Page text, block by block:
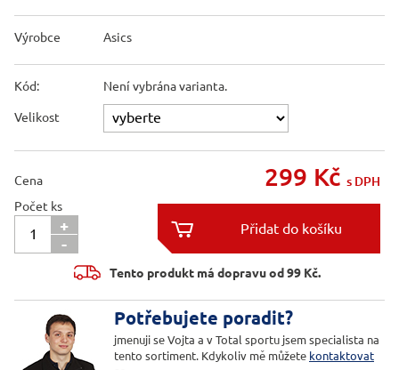
Výrobce Asics
Kód: Není vybrána varianta.
Velikost
Cena 299 Kč s DPH
Počet ks
+
-


Tento produkt má dopravu od 99 Kč.
Potřebujete poradit?
jmenuji se Vojta a v Total sportu jsem specialista na
tento sortiment. Kdykoliv mě můžete kontaktovat